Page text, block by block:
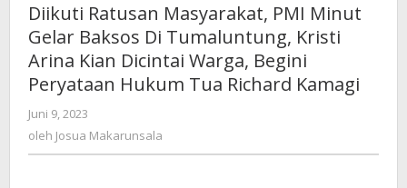
Diikuti Ratusan Masyarakat, PMI Minut
Gelar Baksos Di Tumaluntung, Kristi
Arina Kian Dicintai Warga, Begini
Peryataan Hukum Tua Richard Kamagi
Juni 9, 2023
Josua
oleh Josua Makarunsala